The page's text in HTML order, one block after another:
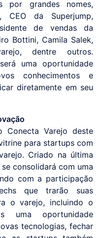
por grandes nomes,
CEO da Superjump,
de vendas da
Bottini, Camila Salek,
dentre outros.
uma oportunidade
conhecimentos e
diretamente em seu
Conecta Varejo deste
para startups com
Criado na última
consolidará com uma
com a participação
que trarão suas
o varejo, incluindo o
uma oportunidade
tecnologias, fechar